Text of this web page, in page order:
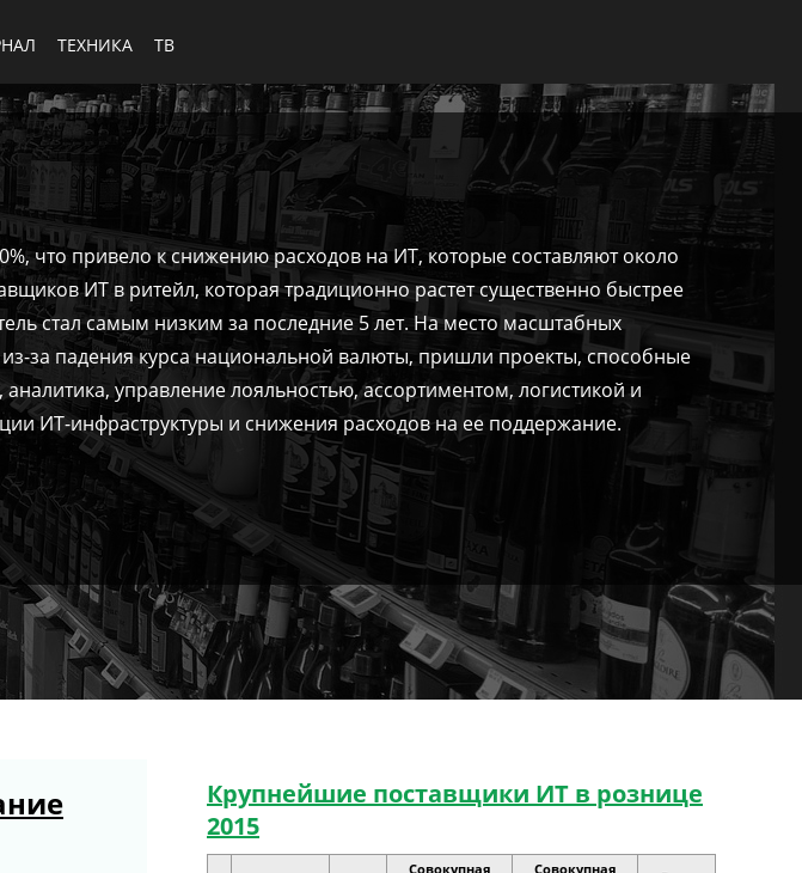
ТЕХНИКА ТВ
что привело к снижению расходов на ИТ, которые составляют около
ИТ в ритейл, которая традиционно растет существенно быстрее
стал самым низким за последние 5 лет. На место масштабных
за падения курса национальной валюты, пришли проекты, способные
управление лояльностью, ассортиментом, логистикой и
ИТ-инфраструктуры и снижения расходов на ее поддержание.
Крупнейшие поставщики ИТ в рознице
2015
Совокупная
Совокупная